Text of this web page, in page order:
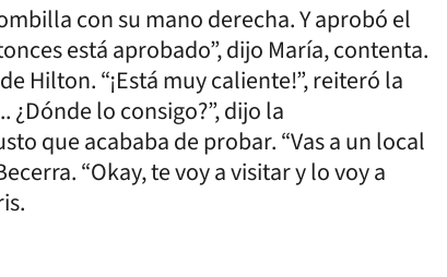
con su mano derecha. Y aprobó el
está aprobado”, dijo María, contenta.
Hilton. “¡Está muy caliente!”, reiteró la
lo consigo?”, dijo la
que acababa de probar. “Vas a un local
“Okay, te voy a visitar y lo voy a